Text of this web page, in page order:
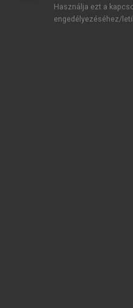
Használja ezt a
engedélyezéséhez/